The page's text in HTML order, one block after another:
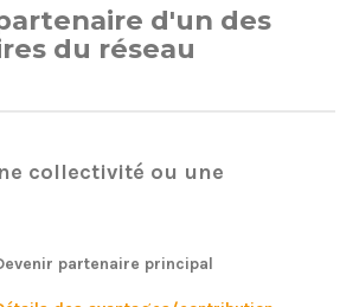
d'un des
du réseau
collectivité ou une
partenaire principal